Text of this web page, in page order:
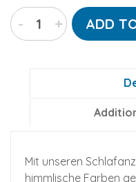
Himmelswolken-
Kajamaz:
- + ADD
Mit unseren
himmlische Farben